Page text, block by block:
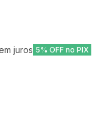
juros 5% OFF no PIX